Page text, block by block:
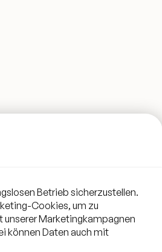
Betrieb sicherzustellen.
Cookies, um zu
unserer Marketingkampagnen
können Daten auch mit